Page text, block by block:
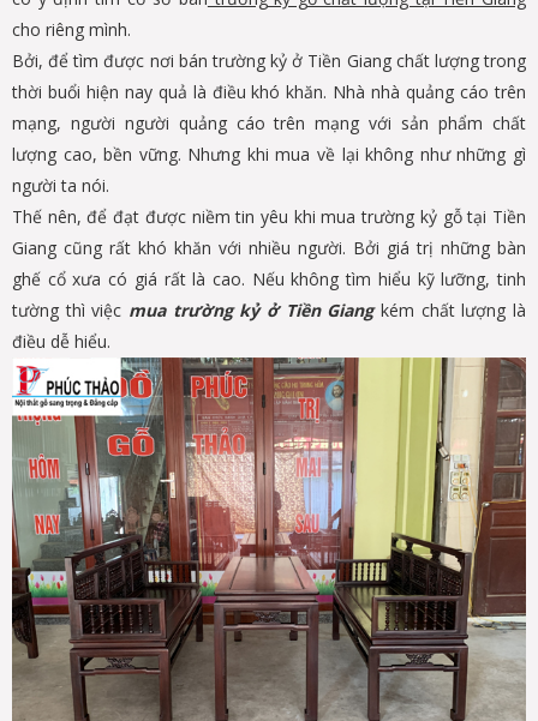
cho riêng mình.
Bởi, để tìm được nơi bán trường kỷ ở Tiền Giang chất lượng trong
thời buổi hiện nay quả là điều khó khăn. Nhà nhà quảng cáo trên
mạng, người người quảng cáo trên mạng với sản phẩm chất
lượng cao, bền vững. Nhưng khi mua về lại không như những gì
người ta nói.
Thế nên, để đạt được niềm tin yêu khi mua trường kỷ gỗ tại Tiền
Giang cũng rất khó khăn với nhiều người. Bởi giá trị những bàn
ghế cổ xưa có giá rất là cao. Nếu không tìm hiểu kỹ lưỡng, tinh
tường thì việc mua trường kỷ ở Tiền Giangkém chất lượng là
điều dễ hiểu.